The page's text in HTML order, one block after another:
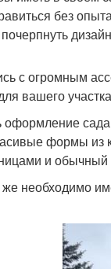
без
с огромным
вашего
оформление сада
формы из
и обычный
необходимо